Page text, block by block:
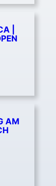
|
AM